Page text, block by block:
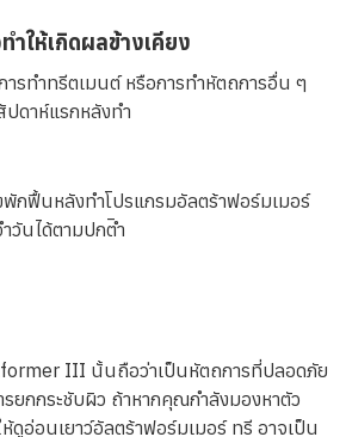
ำให้เกิดผลข้างเคียง
ารทำทรีตเมนต์ หรือการทำหัตถการอื่น ๆ
ดาห์แรกหลังทำ
พักฟื้นหลังทำโปรแกรมอัลตร้าฟอร์มเมอร์
วันได้ตามปกติำ
III นั้นถือว่าเป็นหัตถการที่ปลอดภัย
ยกกระชับผิว ถ้าหากคุณกำลังมองหาตัว
ดูอ่อนเยาว์อัลตร้าฟอร์มเมอร์ ทรี อาจเป็น